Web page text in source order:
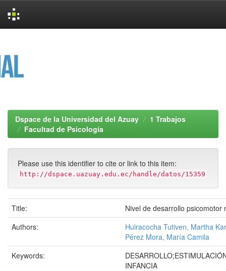
Dspace de la Universidad del Azuay
1 Trabajos
Facultad de Psicología
Please use this identifier to cite or link to this item:
http://dspace.uazuay.edu.ec/handle/datos/15359
Title:
Nivel de desarrollo
Authors:
Huiracocha Tutiven, Martha
Pérez Mora, María Camila
Keywords:
INFANCIA